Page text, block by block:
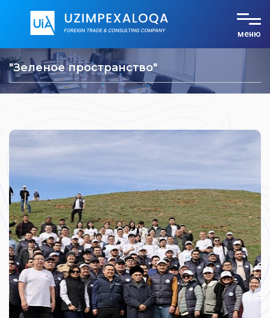
О компании
Услуги
Документы
UZ RU EN
меню
"Зеленое пространство"